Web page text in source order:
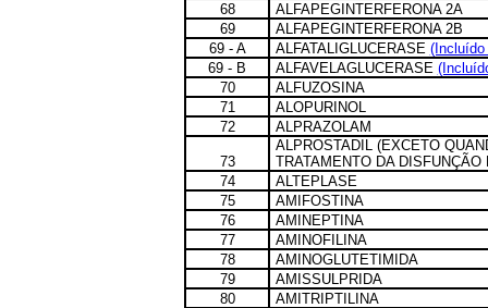
68
ALFAPEGINTERFERONA 2A
69
ALFAPEGINTERFERONA 2B
69 - A
ALFATALIGLUCERASE (Incluído
69 - B
ALFAVELAGLUCERASE
70
ALFUZOSINA
71
ALOPURINOL
72
ALPRAZOLAM
73
ALPROSTADIL (EXCETO
TRATAMENTO DA DISFUNÇÃO
74
ALTEPLASE
75
AMIFOSTINA
76
AMINEPTINA
77
AMINOFILINA
78
AMINOGLUTETIMIDA
79
AMISSULPRIDA
80
AMITRIPTILINA